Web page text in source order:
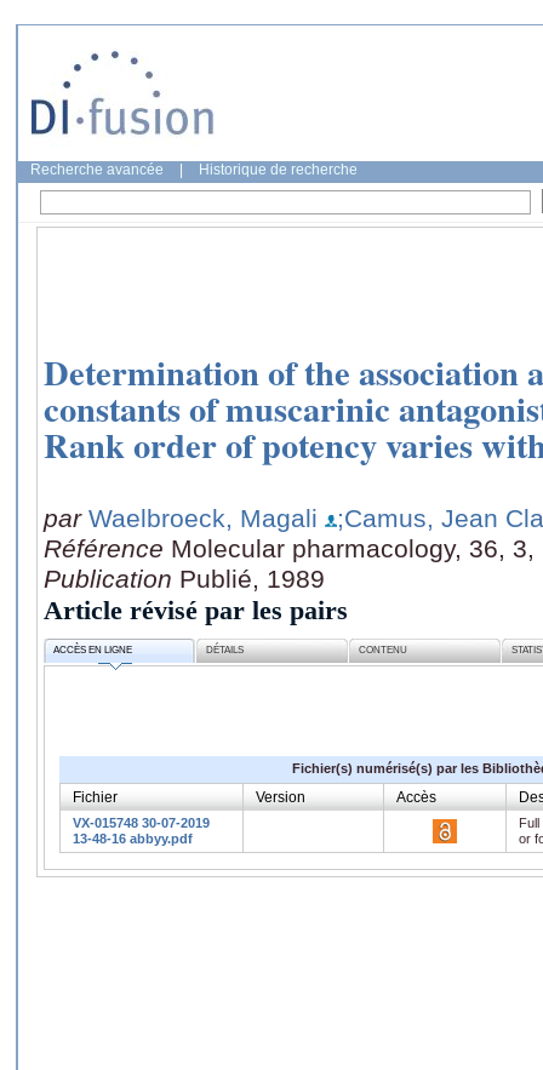
Recherche avancée Historique de recherche
Determination of the association
constants of muscarinic
Rank order of potency varies
par Waelbroeck, Magali
;Camus, Jean
Référence Molecular pharmacology, 36, 3,
Publication Publié, 1989
Article révisé par les pairs
ACCÈS EN LIGNE DÉTAILS CONTENU
Fichier(s) numérisé(s) par les
Fichier Version Accès
VX-015748 30-07-2019
13-48-16 abbyy.pdf
or